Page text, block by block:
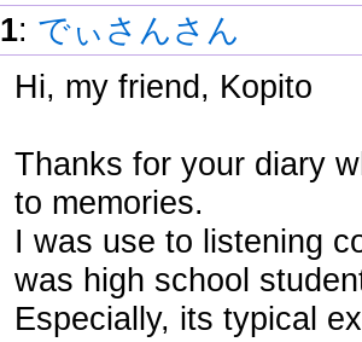
1: でぃさんさん
Hi, my friend, Kopito
Thanks for your diary
to memories.
I was use to listening
was high school
Especially, its typical